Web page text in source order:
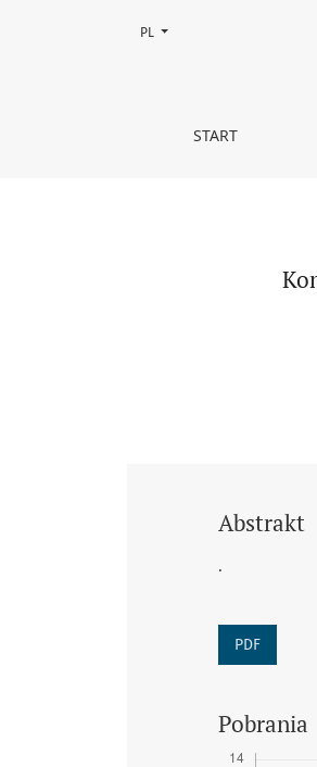
Komunikat z posiedzenia
START
Zmień język, obecnie wybrany
PL
Abstrakt
.
PDF
Pobrania